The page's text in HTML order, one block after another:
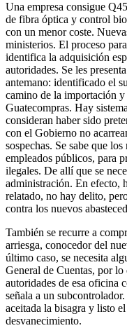
Una empresa consigue
de fibra óptica y control
con un menor coste.
ministerios. El proceso
identifica la adquisición
autoridades. Se les
antemano: identificado el
camino de la importación
Guatecompras. Hay
consideran haber sido
con el Gobierno no
sospechas. Se sabe que
empleados públicos, para
ilegales. De allí que se
administración. En efecto,
relatado, no hay delito,
contra los nuevos
También se recurre a
arriesga, conocedor del
último caso, se necesita
General de Cuentas, por lo
autoridades de esa oficina
señala a un
aceitada la bisagra y listo
desvanecimiento.